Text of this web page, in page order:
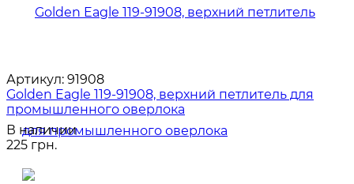
Артикул: 91908
Golden Eagle 119-91908, верхний петлитель для
промышленного оверлока
В наличии
225 грн.